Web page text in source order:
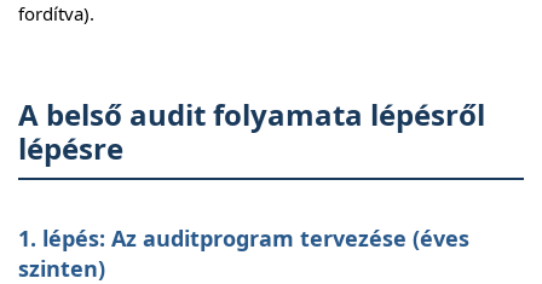
fordítva).
A belső audit folyamata lépésről
lépésre
1. lépés: Az auditprogram tervezése (éves
szinten)